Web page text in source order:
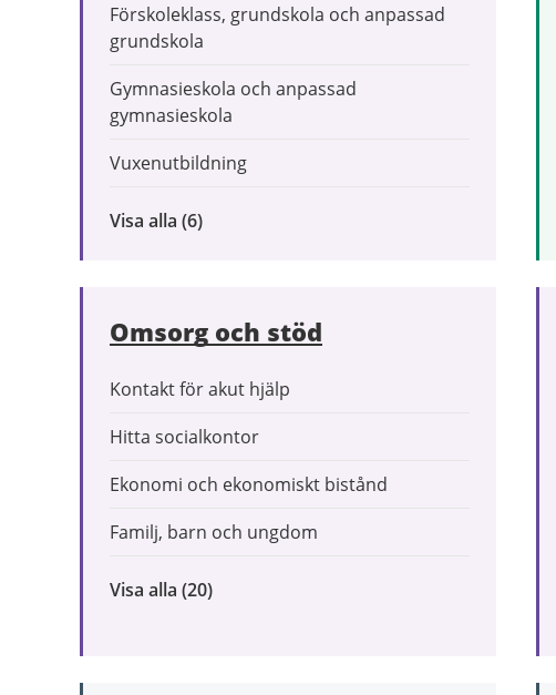
Förskoleklass, grundskola och anpassad
grundskola
Gymnasieskola och anpassad
gymnasieskola
Vuxenutbildning
Visa alla inom
(6)
Omsorg och stöd
Kontakt för akut hjälp
Hitta socialkontor
Ekonomi och ekonomiskt bistånd
Familj, barn och ungdom
Visa alla inom
(20)